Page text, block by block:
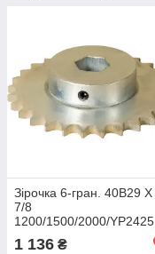
Зірочка 6-гран. 40B29 X
7/8
1200/1500/2000/YP2425
1 136 ₴